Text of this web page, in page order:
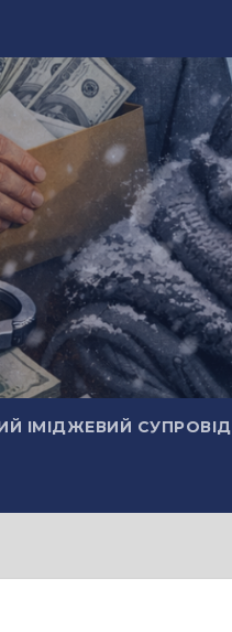
ІМІДЖЕВИЙ СУПРОВІД